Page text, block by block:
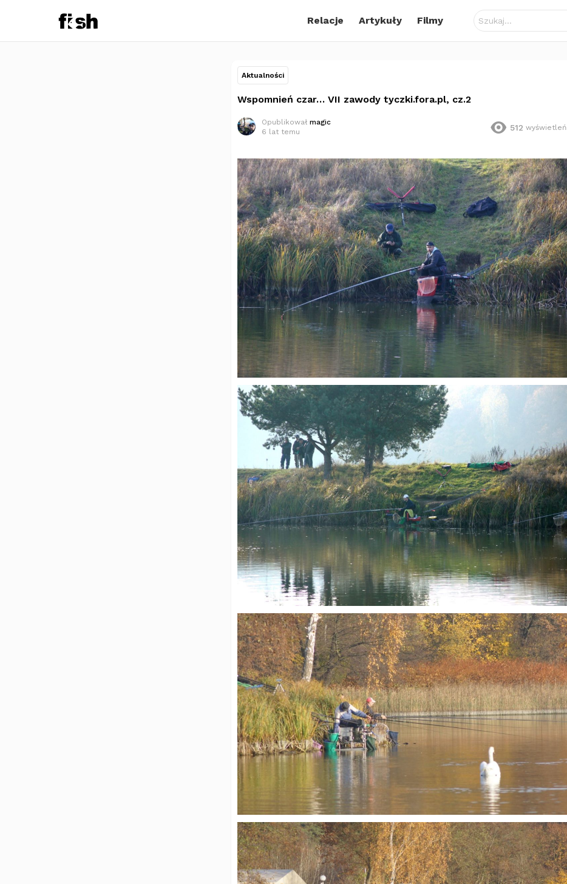
Relacje Artykuły Filmy
Aktualności
Wspomnień czar… VII zawody tyczki.fora.pl, cz.2
Opublikował magic
6 lat temu
512 wyświetleń